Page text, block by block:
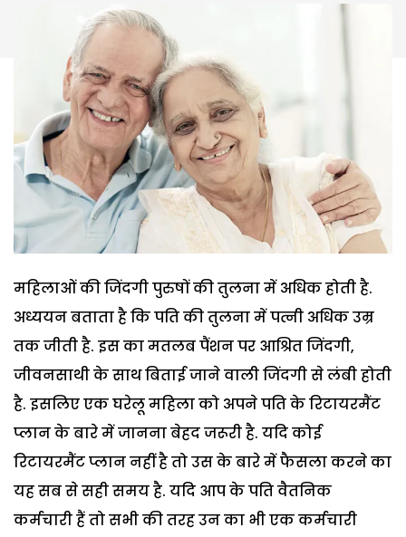
महिलाओं की जिंदगी पुरुषों की तुलना में अधिक होती है.
अध्ययन बताता है कि पति की तुलना में पत्नी अधिक उम्र
तक जीती है. इस का मतलब पैंशन पर आश्रित जिंदगी,
जीवनसाथी के साथ बिताई जाने वाली जिंदगी से लंबी होती
है. इसलिए एक घरेलू महिला को अपने पति के रिटायरमैंट
प्लान के बारे में जानना बेहद जरूरी है. यदि कोई
रिटायरमैंट प्लान नहीं है तो उस के बारे में फैसला करने का
यह सब से सही समय है. यदि आप के पति वैतनिक
कर्मचारी हैं तो सभी की तरह उन का भी एक कर्मचारी